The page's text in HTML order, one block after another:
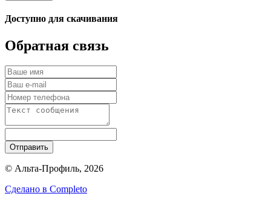
Доступно для скачивания
Обратная связь
Отправить
© Альта-Профиль, 2026
Сделано в Completo